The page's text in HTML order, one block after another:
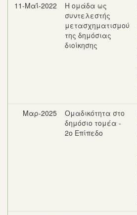
11-Μαΐ-2022
Η ομάδα ως
συντελεστής
μετασχηματισμού
της δημόσιας
διοίκησης
Μαρ-2025
Ομαδικότητα στο
δημόσιο τομέα -
2ο Επίπεδο